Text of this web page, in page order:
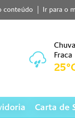
conteúdo Ir para o
Chuva
Fraca
Carta de